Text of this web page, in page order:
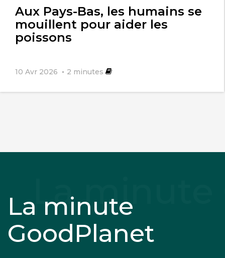
Aux Pays-Bas, les humains se
mouillent pour aider les
poissons
10 Avr 2026 2 minutes
La minute
GoodPlanet